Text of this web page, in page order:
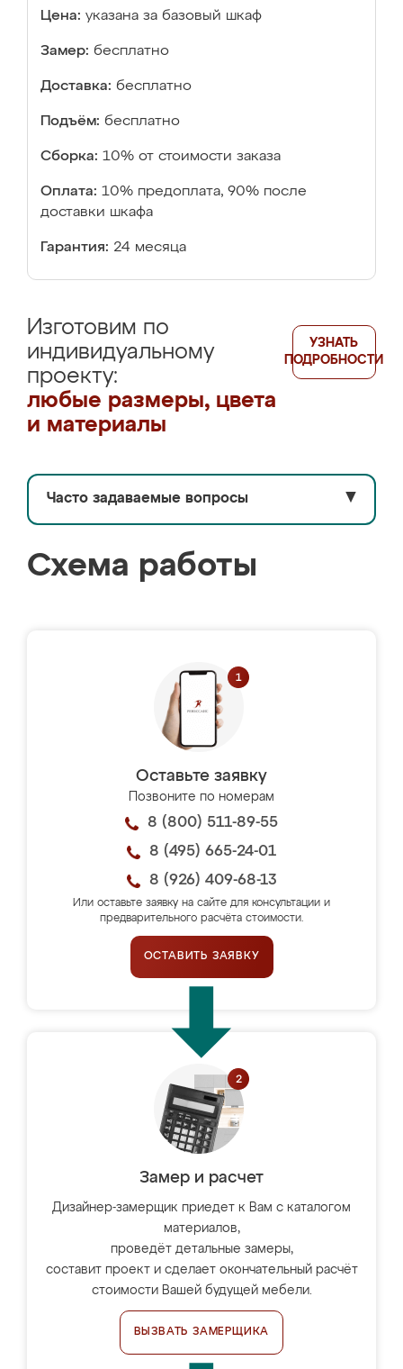
Цена: указана за базовый шкаф
Замер: бесплатно
Доставка: бесплатно
Подъём: бесплатно
Сборка: 10% от стоимости заказа
Оплата: 10% предоплата, 90% после
доставки шкафа
Гарантия: 24 месяца
Изготовим по
индивидуальному
проекту:
любые размеры, цвета
и материалы
УЗНАТЬ
ПОДРОБНОСТИ
Часто задаваемые вопросы ▼
Схема работы
Оставьте заявку
Позвоните по номерам
8 (800) 511-89-55
8 (495) 665-24-01
8 (926) 409-68-13
Или оставьте заявку на сайте для консультации и
предварительного расчёта стоимости.
ОСТАВИТЬ ЗАЯВКУ
Замер и расчет
Дизайнер-замерщик приедет к Вам с каталогом
материалов,
проведёт детальные замеры,
составит проект и сделает окончательный расчёт
стоимости Вашей будущей мебели.
ВЫЗВАТЬ ЗАМЕРЩИКА